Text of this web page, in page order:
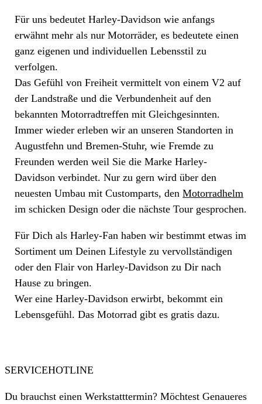
Für uns bedeutet Harley-Davidson wie anfangs
erwähnt mehr als nur Motorräder, es bedeutete einen
ganz eigenen und individuellen Lebensstil zu
verfolgen.
Das Gefühl von Freiheit vermittelt von einem V2 auf
der Landstraße und die Verbundenheit auf den
bekannten Motorradtreffen mit Gleichgesinnten.
Immer wieder erleben wir an unseren Standorten in
Augustfehn und Bremen-Stuhr, wie Fremde zu
Freunden werden weil Sie die Marke Harley-
Davidson verbindet. Nur zu gern wird über den
neuesten Umbau mit Customparts, denMotorradhelm
im schicken Design oder die nächste Tour gesprochen.
Für Dich als Harley-Fan haben wir bestimmt etwas im
Sortiment um Deinen Lifestyle zu vervollständigen
oder den Flair von Harley-Davidson zu Dir nach
Hause zu bringen.
Wer eine Harley-Davidson erwirbt, bekommt ein
Lebensgefühl. Das Motorrad gibt es gratis dazu.
SERVICEHOTLINE
Du brauchst einen Werkstatttermin? Möchtest Genaueres